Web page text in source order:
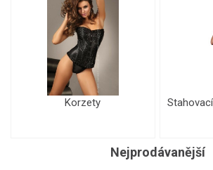
Korzety
Nejprodávanější